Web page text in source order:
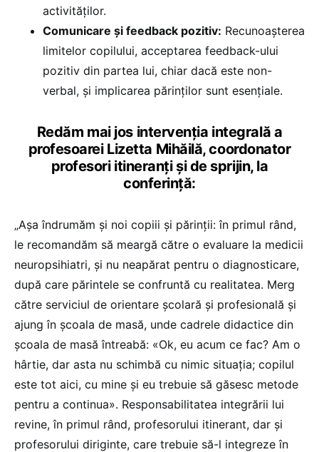
activităților.
Comunicare și feedback pozitiv: Recunoașterea
limitelor copilului, acceptarea feedback-ului
pozitiv din partea lui, chiar dacă este non-
verbal, și implicarea părinților sunt esențiale.
Redăm mai jos intervenția integrală a
profesoarei Lizetta Mihăilă, coordonator
profesori itineranți și de sprijin, la
conferință:
„Așa îndrumăm și noi copiii și părinții: în primul rând,
le recomandăm să meargă către o evaluare la medicii
neuropsihiatri, și nu neapărat pentru o diagnosticare,
după care părintele se confruntă cu realitatea. Merg
către serviciul de orientare școlară și profesională și
ajung în școala de masă, unde cadrele didactice din
școala de masă întreabă: «Ok, eu acum ce fac? Am o
hârtie, dar asta nu schimbă cu nimic situația; copilul
este tot aici, cu mine și eu trebuie să găsesc metode
pentru a continua». Responsabilitatea integrării lui
revine, în primul rând, profesorului itinerant, dar și
profesorului diriginte, care trebuie să-l integreze în